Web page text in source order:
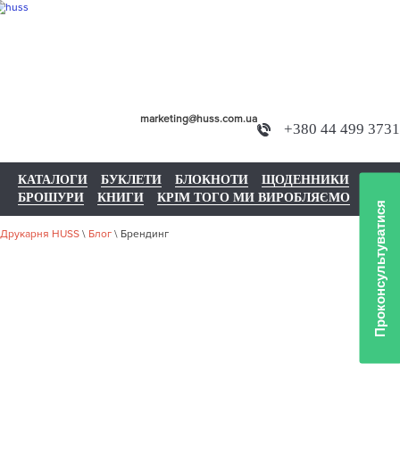
+380 44 499 3731
marketing@huss.com.ua
КАТАЛОГИ БУКЛЕТИ БЛОКНОТИ
ЩОДЕННИКИ
БРОШУРИ
КНИГИ КРІМ ТОГО МИ ВИРОБЛЯЄМО
Друкарня HUSS \ Блог \ Брендинг
БРЕНДИНГ
Проконсультуватися